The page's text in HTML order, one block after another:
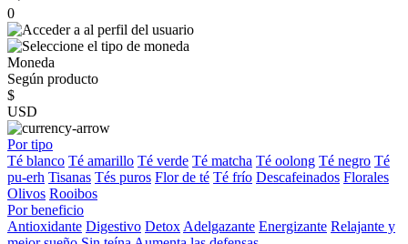
0
Moneda
Según producto
$
USD
Por tipo
Té blanco Té amarillo Té verde Té matcha Té oolong Té negro Té
pu-erh Tisanas Tés puros Flor de té Té frío Descafeinados Florales
Olivos Rooibos
Por beneficio
Antioxidante Digestivo Detox Adelgazante Energizante Relajante y